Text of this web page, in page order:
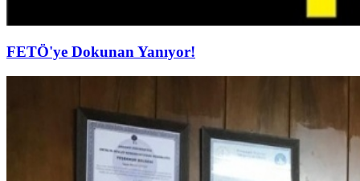
FETÖ'ye Dokunan Yanıyor!